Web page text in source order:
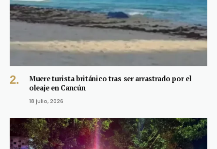
Muere turista británico tras ser arrastrado por el
oleaje en Cancún
18 julio, 2026